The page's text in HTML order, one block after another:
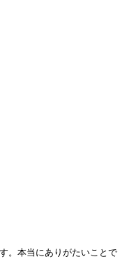
。本当にありがたいことで